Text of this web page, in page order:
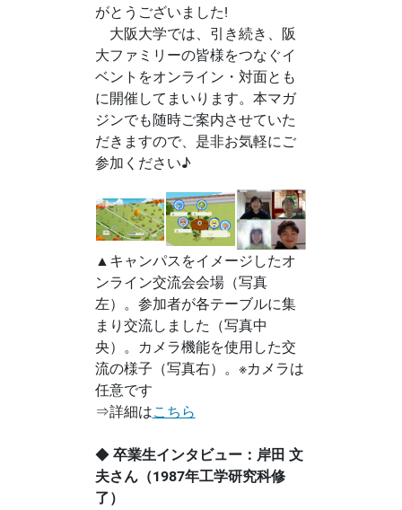
がとうございました!
大阪大学では、引き続き、阪
大ファミリーの皆様をつなぐイ
ベントをオンライン・対面とも
に開催してまいります。本マガ
ジンでも随時ご案内させていた
だきますので、是非お気軽にご
参加ください♪
▲キャンパスをイメージしたオ
ンライン交流会会場（写真
左）。参加者が各テーブルに集
まり交流しました（写真中
央）。カメラ機能を使用した交
流の様子（写真右）。※カメラは
任意です
⇒詳細はこちら
◆ 卒業生インタビュー：岸田 文
夫さん（1987年工学研究科修
了）